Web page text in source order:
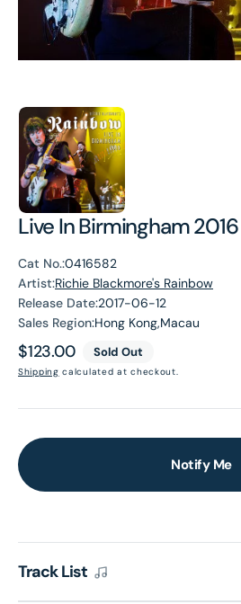
Live In Birmingham
Cat No.:0416582
Artist:Richie Blackmore's Rainbow
Release Date:2017-06-12
Sales Region:Hong Kong,Macau
Regular
price
$123.00 Sold Out
Shipping calculated at checkout.
Notify Me
Track List